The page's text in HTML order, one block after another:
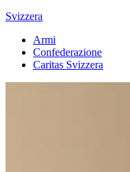
Svizzera
Armi
Confederazione
Caritas Svizzera